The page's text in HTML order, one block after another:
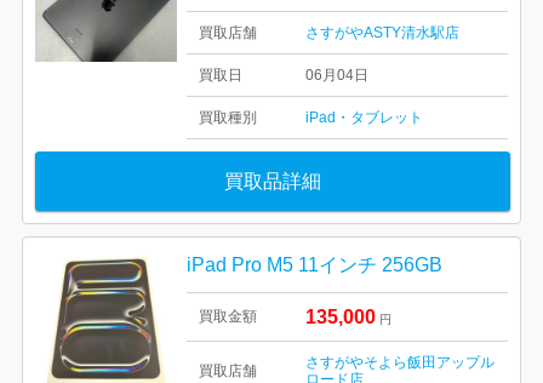
買取店舗 さすがやASTY清水駅店
買取日 06月04日
買取種別 iPad・タブレット
買取品詳細
iPad Pro M5 11インチ 256GB
買取金額 135,000 円
買取店舗
さすがやそよら飯田アップル